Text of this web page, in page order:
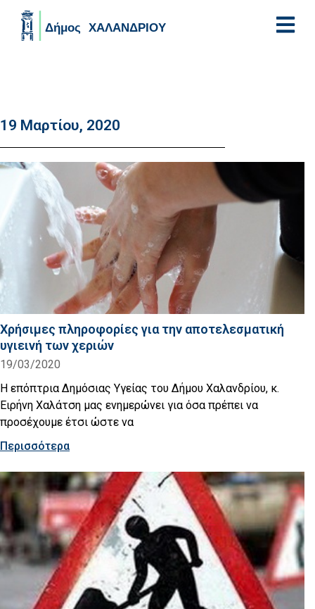
19 Μαρτίου, 2020
Χρήσιμες πληροφορίες για την αποτελεσματική
υγιεινή των χεριών
19/03/2020
Η επόπτρια Δημόσιας Υγείας του Δήμου Χαλανδρίου, κ.
Ειρήνη Χαλάτση μας ενημερώνει για όσα πρέπει να
προσέχουμε έτσι ώστε να
Περισσότερα